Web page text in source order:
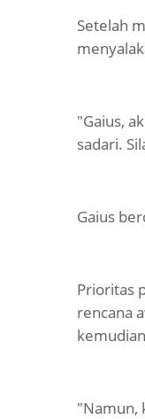
Setelah
"Gaius,
sadari.
Gaius
Prioritas
rencana
"Namun,